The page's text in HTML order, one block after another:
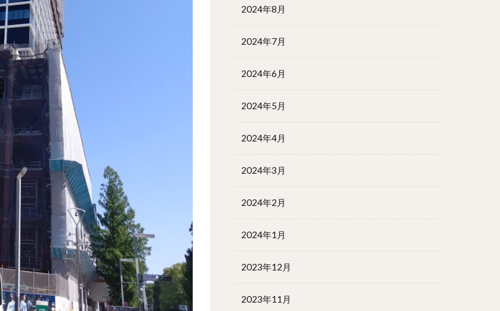
2024年8月
2024年7月
2024年6月
2024年5月
2024年4月
2024年3月
2024年2月
2024年1月
2023年12月
2023年11月